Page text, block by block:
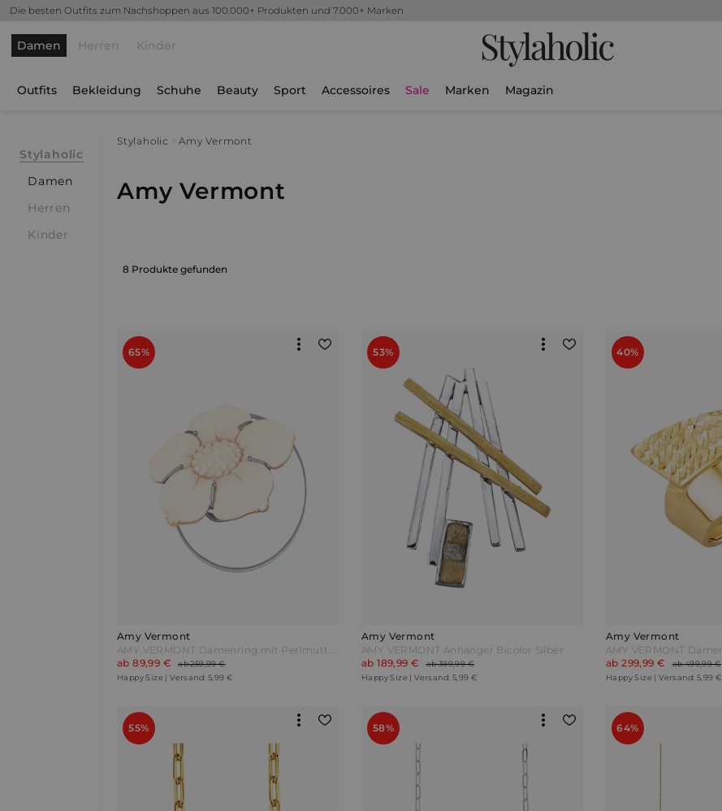
Die besten Outfits zum Nachshoppen aus 100.000+ Produkten und 7.000+ Marken
Damen Herren Kinder Stylaholic
Outfits Bekleidung Schuhe Beauty Sport Accessoires Sale Marken Magazin
Stylaholic
Damen
Herren
Kinder
Stylaholic Amy Vermont
Amy Vermont
8 Produkte gefunden
65%
Amy Vermont
ab 89,99 €
ab 259,99 €
Happy Size | Versand: 5,99 €
53%
Amy Vermont
AMY VERMONT Anhänger Bicolor Silber
ab 189,99 €
ab 399,99 €
Happy Size | Versand: 5,99 €
40%
Amy Vermont
ab 299,99 €
ab 499,99 €
Happy Size | Versand: 5,99 €
55% 58% 64%